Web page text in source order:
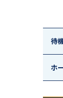
待
ホ